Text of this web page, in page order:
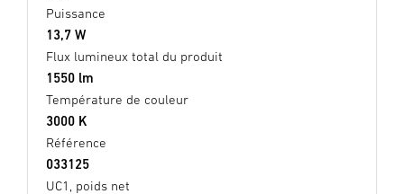
Puissance
13,7 W
Flux lumineux total du produit
1550 lm
Température de couleur
3000 K
Référence
033125
UC1, poids net